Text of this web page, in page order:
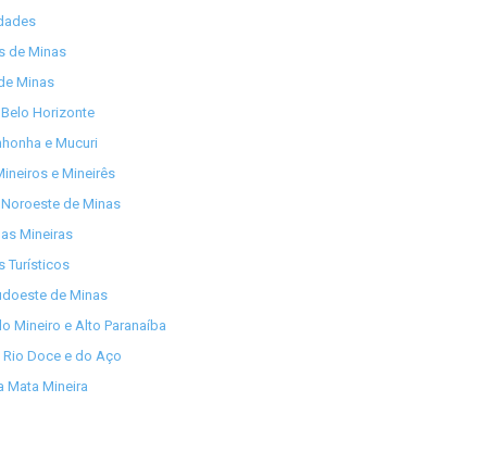
de Minas
Minas
Horizonte
e Mucuri
e Mineirês
de Minas
Mineiras
Turísticos
de Minas
Mineiro e Alto Paranaíba
Rio Doce e do Aço
Mata Mineira